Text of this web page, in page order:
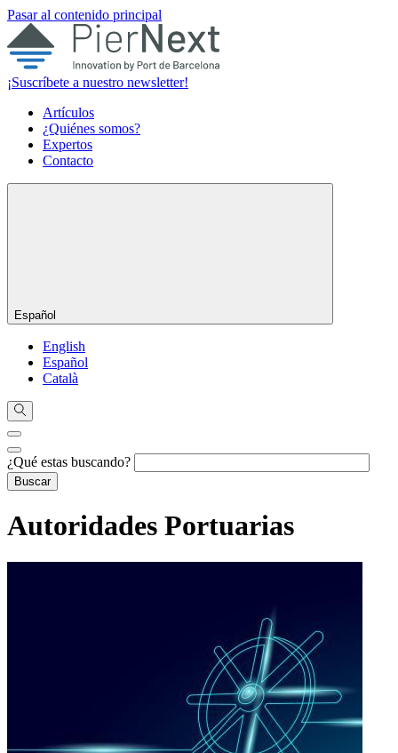
Pasar al contenido principal
¡Suscríbete a nuestro newsletter!
Artículos
¿Quiénes somos?
Expertos
Contacto
Español
English
Español
Català
¿Qué estas buscando?
Autoridades Portuarias